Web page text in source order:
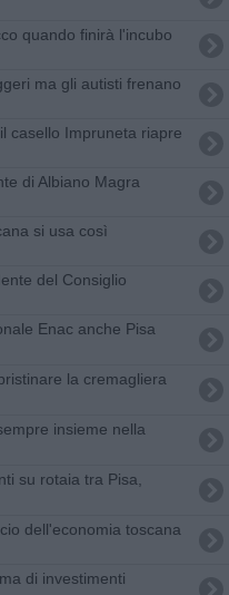
quando finirà l'incubo
ma gli autisti frenano
casello Impruneta riapre
di Albiano Magra
si usa così
del Consiglio
Enac anche Pisa
la cremagliera
insieme nella
su rotaia tra Pisa,
dell'economia toscana
di investimenti